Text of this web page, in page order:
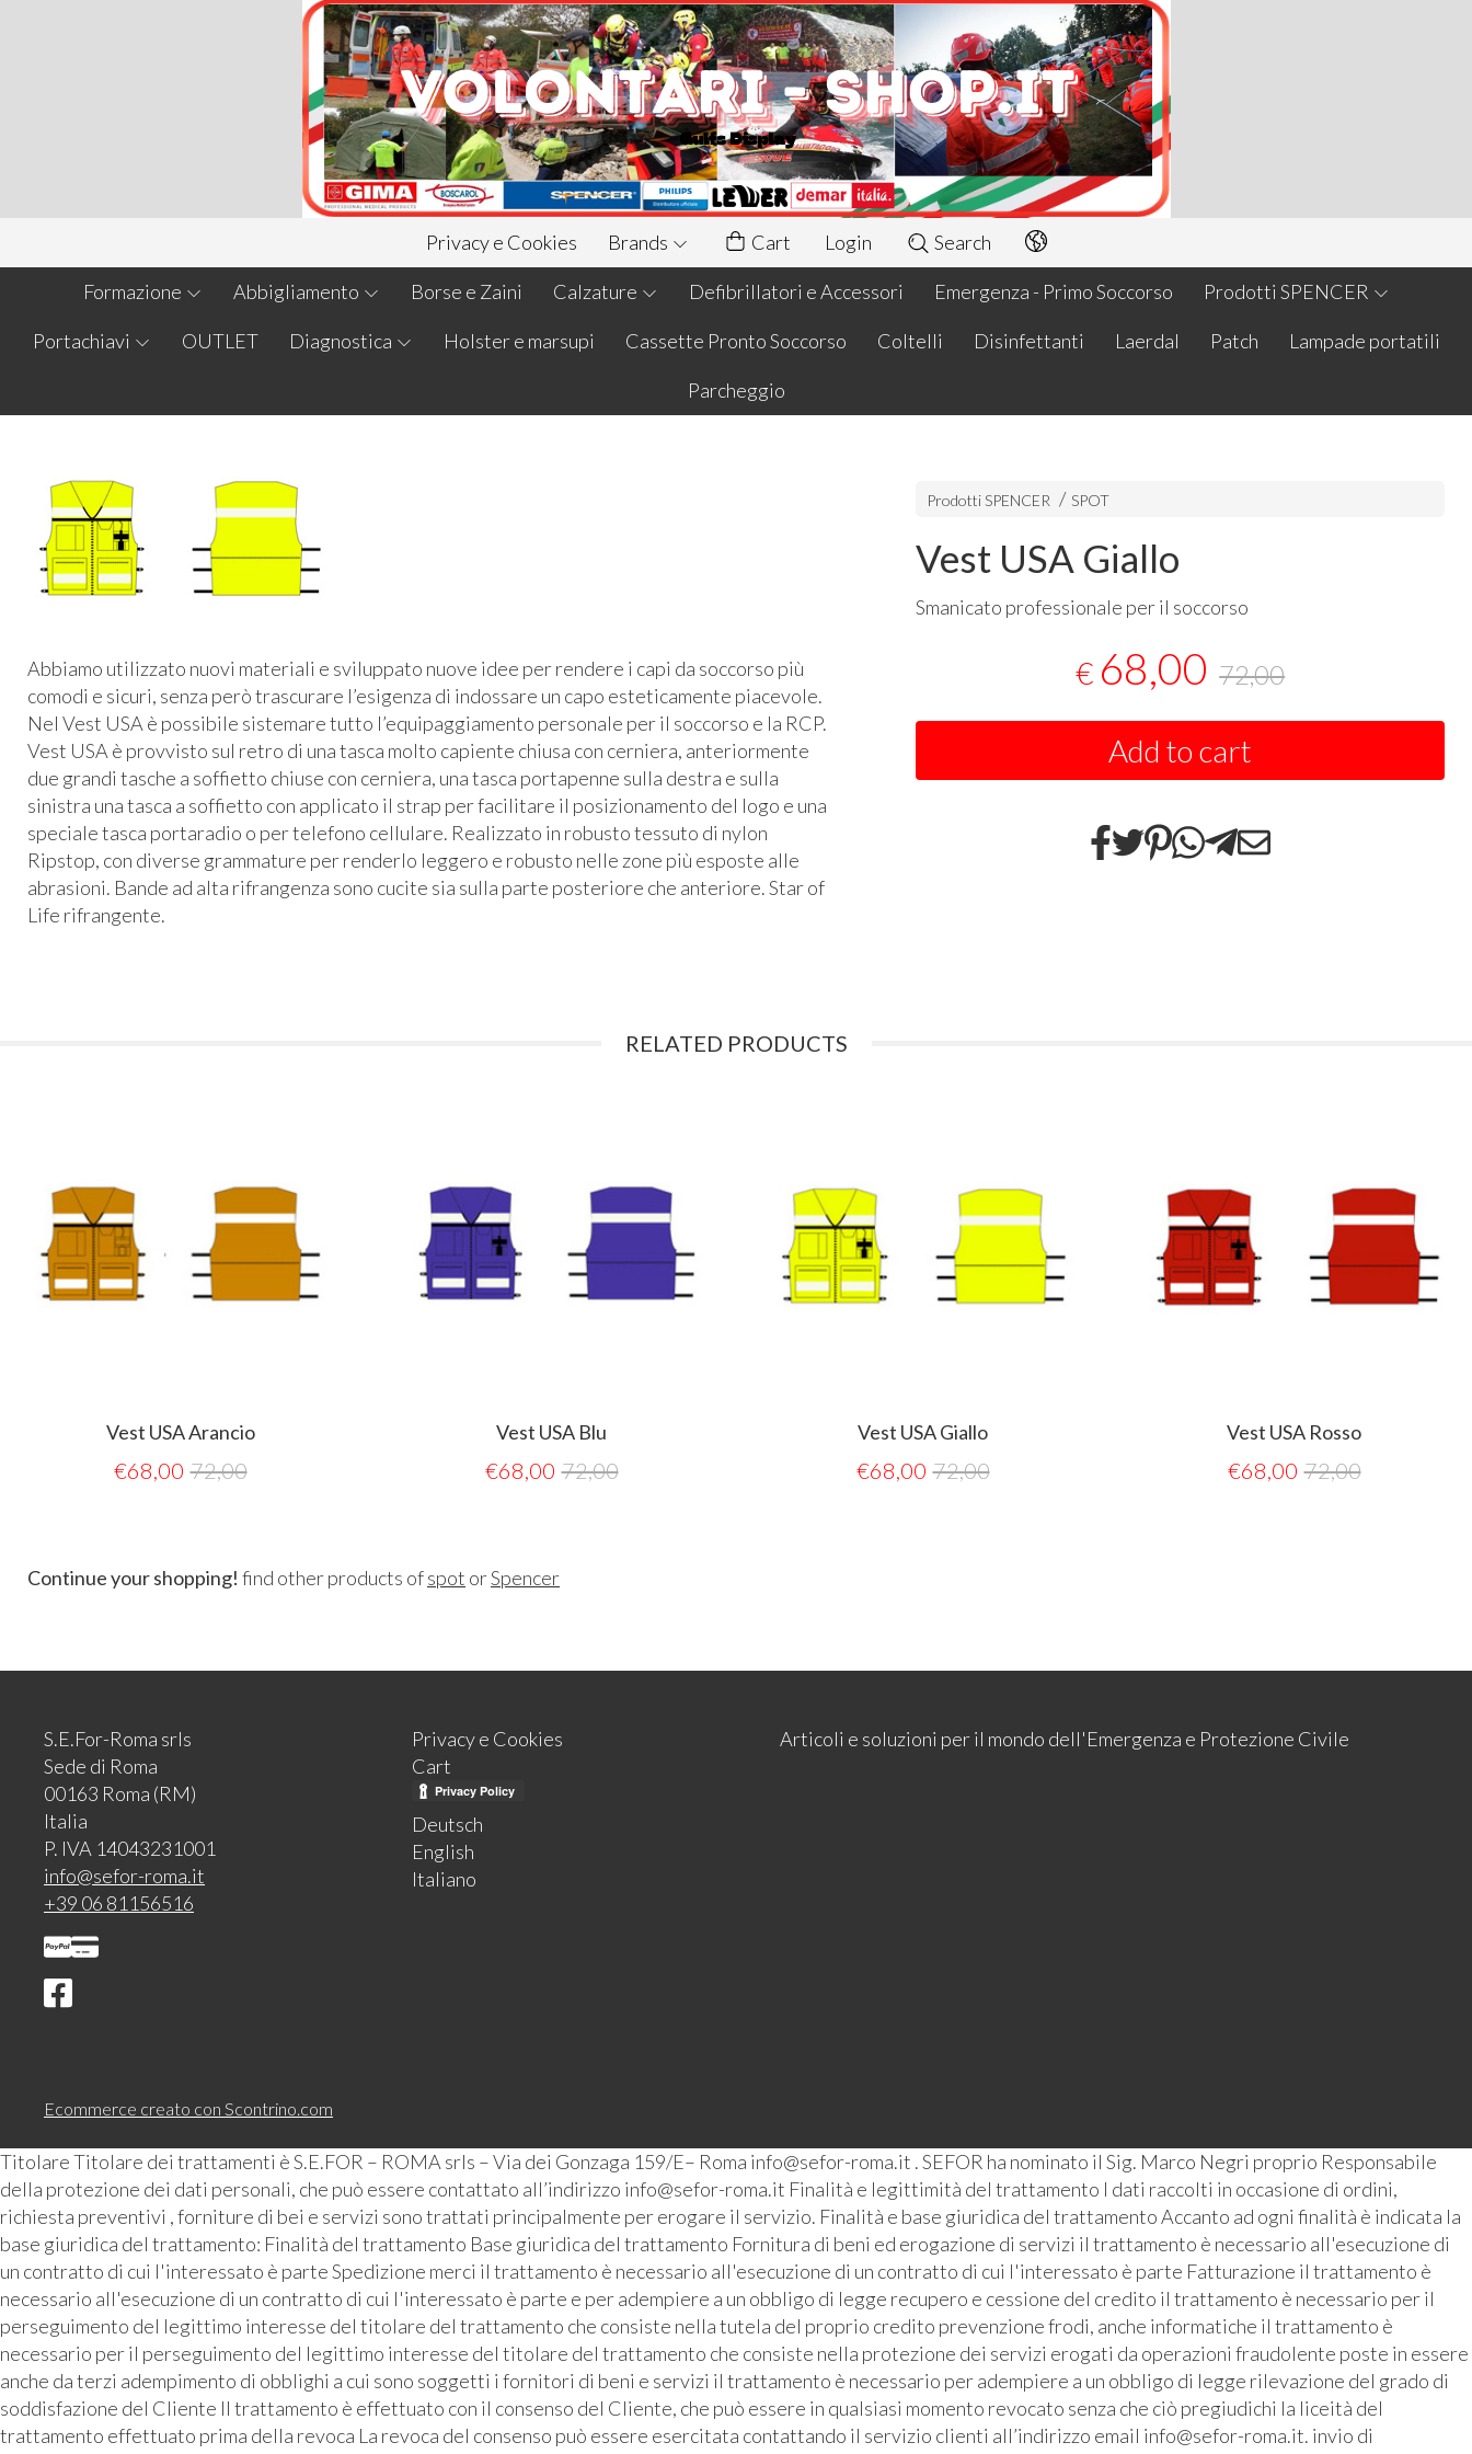
Privacy e Cookies Brands Cart Login Search
Formazione Abbigliamento Borse e Zaini Calzature Defibrillatori e Accessori Emergenza - Primo Soccorso Prodotti SPENCER
Portachiavi OUTLET Diagnostica Holster e marsupi Cassette Pronto Soccorso Coltelli Disinfettanti Laerdal Patch Lampade portatili
Parcheggio
Abbiamo utilizzato nuovi materiali e sviluppato nuove idee per rendere i capi da soccorso più
comodi e sicuri, senza però trascurare l’esigenza di indossare un capo esteticamente piacevole.
Nel Vest USA è possibile sistemare tutto l’equipaggiamento personale per il soccorso e la RCP.
Vest USA è provvisto sul retro di una tasca molto capiente chiusa con cerniera, anteriormente
due grandi tasche a soffietto chiuse con cerniera, una tasca portapenne sulla destra e sulla
sinistra una tasca a soffietto con applicato il strap per facilitare il posizionamento del logo e una
speciale tasca portaradio o per telefono cellulare. Realizzato in robusto tessuto di nylon
Ripstop, con diverse grammature per renderlo leggero e robusto nelle zone più esposte alle
abrasioni. Bande ad alta rifrangenza sono cucite sia sulla parte posteriore che anteriore. Star of
Life rifrangente.
Prodotti SPENCER SPOT
Vest USA Giallo
Smanicato professionale per il soccorso
€ 68,00 72,00
Add to cart
RELATED PRODUCTS
Vest USA Arancio
€68,00 72,00
Vest USA Blu
€68,00 72,00
Vest USA Giallo
€68,00 72,00
Vest USA Rosso
€68,00 72,00
Continue your shopping! find other products ofspot orSpencer
S.E.For-Roma srls
Sede di Roma
00163 Roma (RM)
Italia
P. IVA 14043231001
info@sefor-roma.it
+39 06 81156516
Privacy e Cookies
Cart
Deutsch
English
Italiano
Articoli e soluzioni per il mondo dell'Emergenza e Protezione Civile
Ecommerce creato con Scontrino.com
Titolare Titolare dei trattamenti è S.E.FOR – ROMA srls – Via dei Gonzaga 159/E– Roma info@sefor-roma.it . SEFOR ha nominato il Sig. Marco Negri proprio Responsabile
della protezione dei dati personali, che può essere contattato all’indirizzo info@sefor-roma.it Finalità e legittimità del trattamento I dati raccolti in occasione di ordini,
richiesta preventivi , forniture di bei e servizi sono trattati principalmente per erogare il servizio. Finalità e base giuridica del trattamento Accanto ad ogni finalità è indicata la
base giuridica del trattamento: Finalità del trattamento Base giuridica del trattamento Fornitura di beni ed erogazione di servizi il trattamento è necessario all'esecuzione di
un contratto di cui l'interessato è parte Spedizione merci il trattamento è necessario all'esecuzione di un contratto di cui l'interessato è parte Fatturazione il trattamento è
necessario all'esecuzione di un contratto di cui l'interessato è parte e per adempiere a un obbligo di legge recupero e cessione del credito il trattamento è necessario per il
perseguimento del legittimo interesse del titolare del trattamento che consiste nella tutela del proprio credito prevenzione frodi, anche informatiche il trattamento è
necessario per il perseguimento del legittimo interesse del titolare del trattamento che consiste nella protezione dei servizi erogati da operazioni fraudolente poste in essere
anche da terzi adempimento di obblighi a cui sono soggetti i fornitori di beni e servizi il trattamento è necessario per adempiere a un obbligo di legge rilevazione del grado di
soddisfazione del Cliente Il trattamento è effettuato con il consenso del Cliente, che può essere in qualsiasi momento revocato senza che ciò pregiudichi la liceità del
trattamento effettuato prima della revoca La revoca del consenso può essere esercitata contattando il servizio clienti all’indirizzo email info@sefor-roma.it. invio di